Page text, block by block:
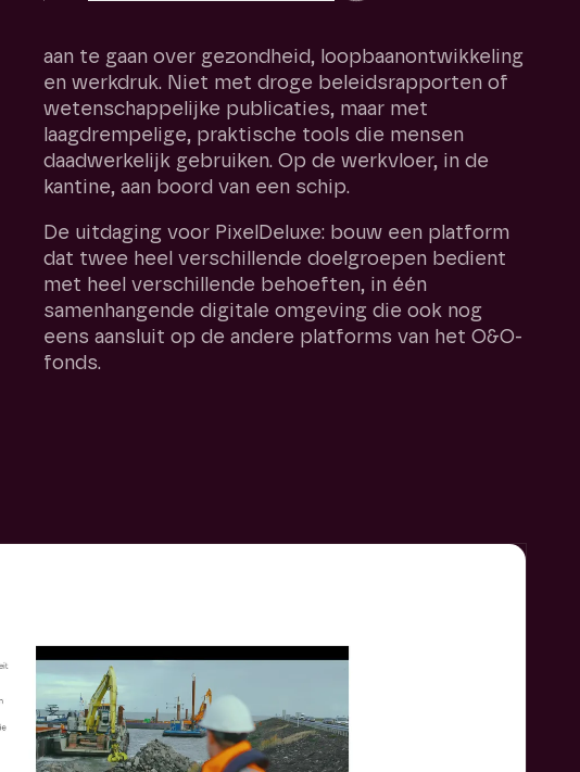
aan te gaan over gezondheid, loopbaanontwikkeling
en werkdruk. Niet met droge beleidsrapporten of
wetenschappelijke publicaties, maar met
laagdrempelige, praktische tools die mensen
daadwerkelijk gebruiken. Op de werkvloer, in de
kantine, aan boord van een schip.
De uitdaging voor PixelDeluxe: bouw een platform
dat twee heel verschillende doelgroepen bedient
met heel verschillende behoeften, in één
samenhangende digitale omgeving die ook nog
eens aansluit op de andere platforms van het O&O-
fonds.